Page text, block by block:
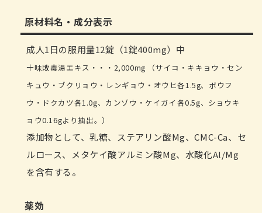
原材料名・成分表示
成人1日の服用量12錠（1錠400mg）中
十味敗毒湯エキス・・・2,000mg （サイコ・キキョウ・セン
キュウ・ブクリョウ・レンギョウ・オウヒ各1.5g、ボウフ
ウ・ドクカツ各1.0g、カンゾウ・ケイガイ各0.5g、ショウキ
ョウ0.16gより抽出。）
添加物として、乳糖、ステアリン酸Mg、CMC-Ca、セ
ルロース、メタケイ酸アルミン酸Mg、水酸化Al/Mg
を含有する。
薬効